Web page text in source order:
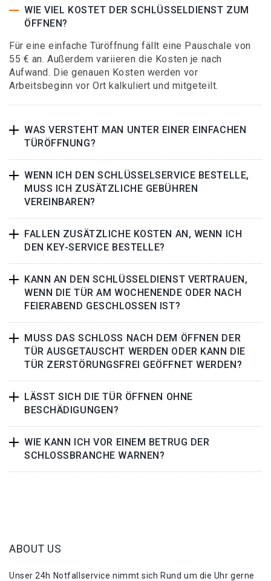
WIE VIEL KOSTET DER SCHLÜSSELDIENST ZUM
ÖFFNEN?
Für eine einfache Türöffnung fällt eine Pauschale von
55 € an. Außerdem variieren die Kosten je nach
Aufwand. Die genauen Kosten werden vor
Arbeitsbeginn vor Ort kalkuliert und mitgeteilt.
WAS VERSTEHT MAN UNTER EINER EINFACHEN
TÜRÖFFNUNG?
WENN ICH DEN SCHLÜSSELSERVICE BESTELLE,
MUSS ICH ZUSÄTZLICHE GEBÜHREN
VEREINBAREN?
FALLEN ZUSÄTZLICHE KOSTEN AN, WENN ICH
DEN KEY-SERVICE BESTELLE?
KANN AN DEN SCHLÜSSELDIENST VERTRAUEN,
WENN DIE TÜR AM WOCHENENDE ODER NACH
FEIERABEND GESCHLOSSEN IST?
MUSS DAS SCHLOSS NACH DEM ÖFFNEN DER
TÜR AUSGETAUSCHT WERDEN ODER KANN DIE
TÜR ZERSTÖRUNGSFREI GEÖFFNET WERDEN?
LÄSST SICH DIE TÜR ÖFFNEN OHNE
BESCHÄDIGUNGEN?
WIE KANN ICH VOR EINEM BETRUG DER
SCHLOSSBRANCHE WARNEN?
ABOUT US
Unser 24h Notfallservice nimmt sich Rund um die Uhr gerne